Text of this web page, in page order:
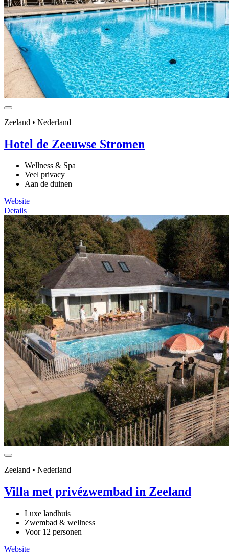
Zeeland • Nederland
Hotel de Zeeuwse Stromen
Wellness & Spa
Veel privacy
Aan de duinen
Website
Details
Zeeland • Nederland
Villa met privézwembad in Zeeland
Luxe landhuis
Zwembad & wellness
Voor 12 personen
Website